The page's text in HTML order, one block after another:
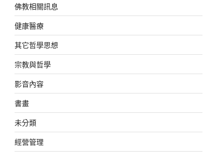
佛教相關訊息
健康醫療
其它哲學思想
宗教與哲學
影音內容
書畫
未分類
經營管理